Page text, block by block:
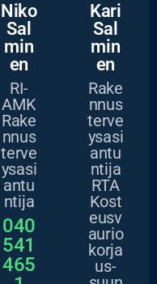
Niko
Sal
min
en
RI-
AMK
Rake
nnus
terve
ysasi
antu
ntija
040
541
465
Kari
Sal
min
en
Rake
nnus
terve
ysasi
antu
ntija
RTA
Kost
eusv
aurio
korja
us-